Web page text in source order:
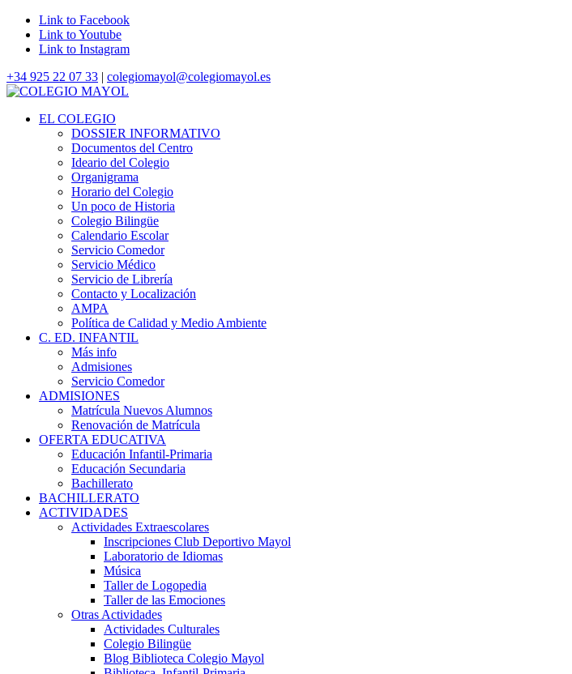
Link to Facebook
Link to Youtube
Link to Instagram
+34 925 22 07 33 | colegiomayol@colegiomayol.es
EL COLEGIO
DOSSIER INFORMATIVO
Documentos del Centro
Ideario del Colegio
Organigrama
Horario del Colegio
Un poco de Historia
Colegio Bilingüe
Calendario Escolar
Servicio Comedor
Servicio Médico
Servicio de Librería
Contacto y Localización
AMPA
Política de Calidad y Medio Ambiente
C. ED. INFANTIL
Más info
Admisiones
Servicio Comedor
ADMISIONES
Matrícula Nuevos Alumnos
Renovación de Matrícula
OFERTA EDUCATIVA
Educación Infantil-Primaria
Educación Secundaria
Bachillerato
BACHILLERATO
ACTIVIDADES
Actividades Extraescolares
Inscripciones Club Deportivo Mayol
Laboratorio de Idiomas
Música
Taller de Logopedia
Taller de las Emociones
Otras Actividades
Actividades Culturales
Colegio Bilingüe
Blog Biblioteca Colegio Mayol